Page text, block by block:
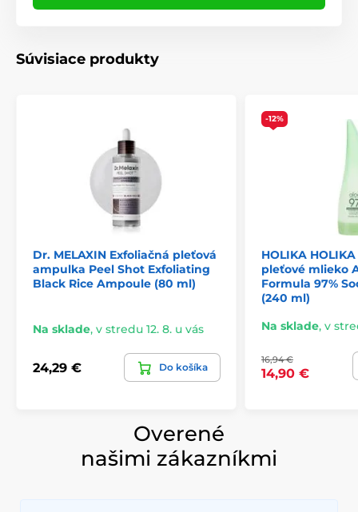
Súvisiace produkty
Dr. MELAXIN Exfoliačná pleťová
ampulka Peel Shot Exfoliating
Black Rice Ampoule (80 ml)
Na sklade, v stredu 12. 8. u vás
24,29 € Do košíka
-12%
HOLIKA
pleťové mlieko
Formula 97%
(240 ml)
Na sklade, v
16,94 €
14,90 €
Overené
našimi zákazníkmi